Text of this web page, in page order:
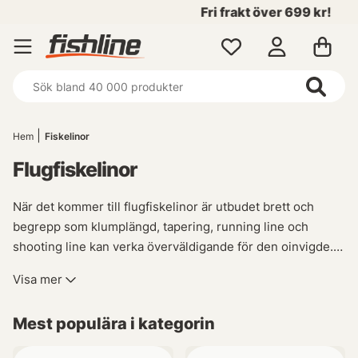
Fri frakt över 699 kr!
Hem Fiskelinor
Flugfiskelinor
När det kommer till flugfiskelinor är utbudet brett och
begrepp som klumplängd, tapering, running line och
shooting line kan verka överväldigande för den oinvigde.
inom flugfiske och står redo att guida dig genom linornas
Visa mer
Mest populära i kategorin